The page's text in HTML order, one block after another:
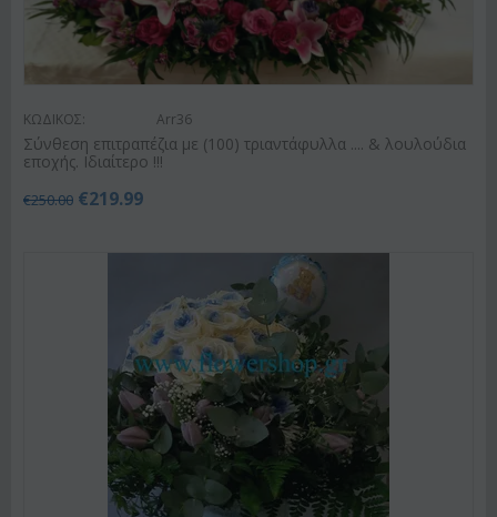
ΚΩΔΙΚΟΣ: Arr36
Σύνθεση επιτραπέζια με (100) τριαντάφυλλα .... & λουλούδια
εποχής. Ιδιαίτερο !!!
€250.00 €219.99